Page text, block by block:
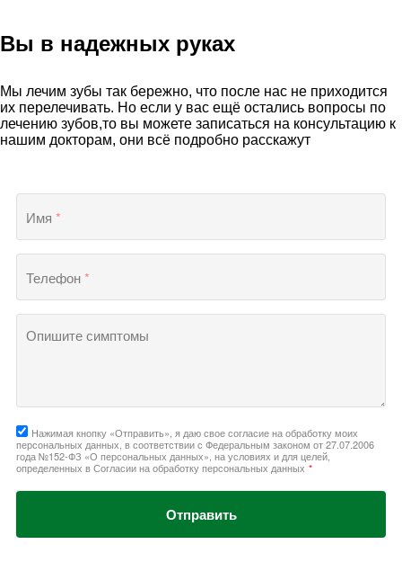
Вы в надежных руках
Мы лечим зубы так бережно, что после нас не приходится
их перелечивать. Но если у вас ещё остались вопросы по
лечению зубов,то вы можете записаться на консультацию к
нашим докторам, они всё подробно расскажут
Имя *
Телефон*
Опишите симптомы
Нажимая кнопку «Отправить», я даю свое согласие на обработку моих
персональных данных, в соответствии с Федеральным законом от 27.07.2006
года №152-ФЗ «О персональных данных», на условиях и для целей,
определенных в Согласии на обработку персональных данных *
Отправить